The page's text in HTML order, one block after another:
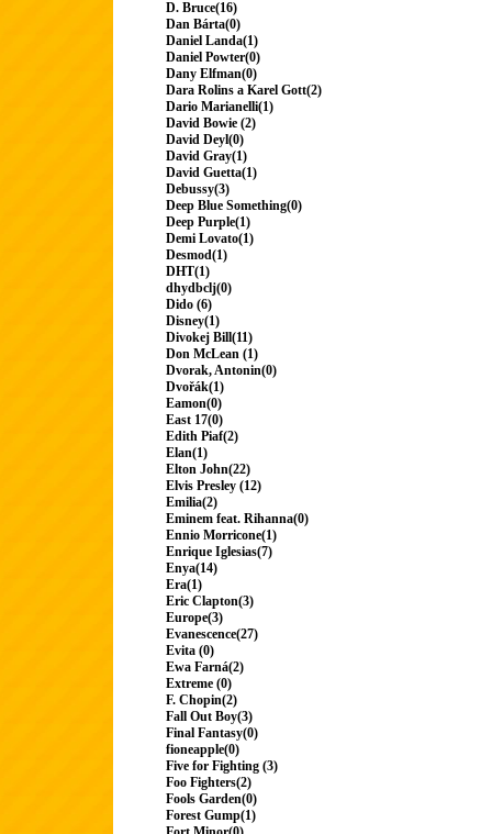
D. Bruce(16)
Dan Bárta(0)
Daniel Landa(1)
Daniel Powter(0)
Dany Elfman(0)
Dara Rolins a Karel Gott(2)
Dario Marianelli(1)
David Bowie (2)
David Deyl(0)
David Gray(1)
David Guetta(1)
Debussy(3)
Deep Blue Something(0)
Deep Purple(1)
Demi Lovato(1)
Desmod(1)
DHT(1)
dhydbclj(0)
Dido (6)
Disney(1)
Divokej Bill(11)
Don McLean (1)
Dvorak, Antonin(0)
Dvořák(1)
Eamon(0)
East 17(0)
Edith Piaf(2)
Elan(1)
Elton John(22)
Elvis Presley (12)
Emilia(2)
Eminem feat. Rihanna(0)
Ennio Morricone(1)
Enrique Iglesias(7)
Enya(14)
Era(1)
Eric Clapton(3)
Europe(3)
Evanescence(27)
Evita (0)
Ewa Farná(2)
Extreme (0)
F. Chopin(2)
Fall Out Boy(3)
Final Fantasy(0)
fioneapple(0)
Five for Fighting (3)
Foo Fighters(2)
Fools Garden(0)
Forest Gump(1)